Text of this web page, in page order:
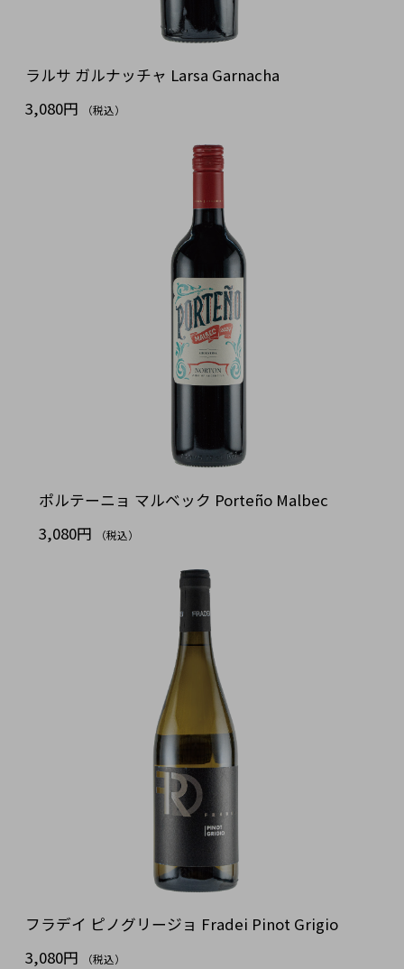
ラルサ ガルナッチャ Larsa Garnacha
3,080円
（税込）
ポルテーニョ マルベック Porteño Malbec
3,080円
（税込）
フラデイ ピノグリージョ Fradei Pinot Grigio
3,080円
（税込）